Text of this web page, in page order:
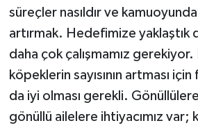
süreçler nasıldır ve
artırmak. Hedefimize yaklaştık
daha çok çalışmamız
köpeklerin sayısının artması için
da iyi olması gerekli.
gönüllü ailelere ihtiyacımız var;